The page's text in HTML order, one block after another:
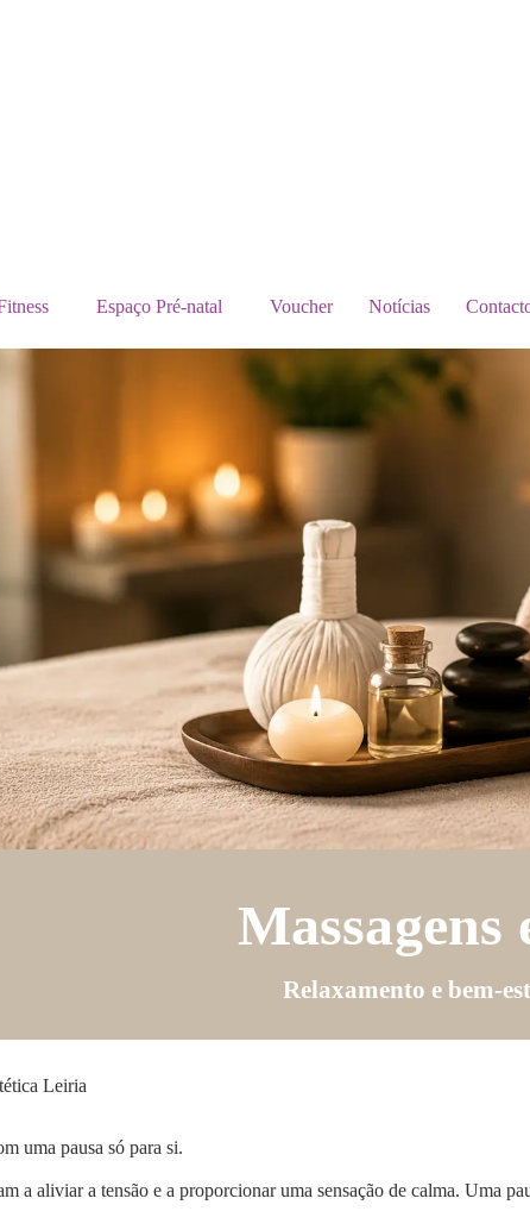
Espaço Pré-natal Voucher Notícias
Massagens
Relaxamento e bem-
uma pausa só para si.
a aliviar a tensão e a proporcionar uma sensação de calma. Uma